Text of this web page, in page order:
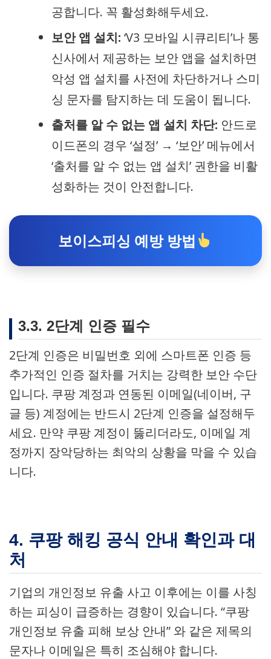
공합니다. 꼭 활성화해두세요.
보안 앱 설치: ‘V3 모바일 시큐리티’나 통
신사에서 제공하는 보안 앱을 설치하면
악성 앱 설치를 사전에 차단하거나 스미
싱 문자를 탐지하는 데 도움이 됩니다.
출처를 알 수 없는 앱 설치 차단: 안드로
이드폰의 경우 ‘설정’ → ‘보안’ 메뉴에서
‘출처를 알 수 없는 앱 설치’ 권한을 비활
성화하는 것이 안전합니다.
보이스피싱 예방 방법
3.3. 2단계 인증 필수
2단계 인증은 비밀번호 외에 스마트폰 인증 등
추가적인 인증 절차를 거치는 강력한 보안 수단
입니다. 쿠팡 계정과 연동된 이메일(네이버, 구
글 등) 계정에는 반드시 2단계 인증을 설정해두
세요. 만약 쿠팡 계정이 뚫리더라도, 이메일 계
정까지 장악당하는 최악의 상황을 막을 수 있습
니다.
4. 쿠팡 해킹 공식 안내 확인과 대
처
기업의 개인정보 유출 사고 이후에는 이를 사칭
하는 피싱이 급증하는 경향이 있습니다. “쿠팡
개인정보 유출 피해 보상 안내” 와 같은 제목의
문자나 이메일은 특히 조심해야 합니다.